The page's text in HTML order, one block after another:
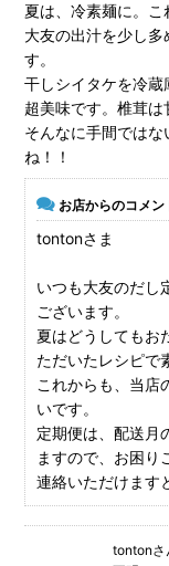
夏は、冷素麺に。こ
大友の出汁を少し
す。
干しシイタケを冷
超美味です。椎茸は
そんなに手間では
ね！！
お店からのコメン
tontonさま
いつも大友のだし
ございます。
夏はどうしてもお
ただいたレシピで
これからも、当店
いです。
定期便は、配送月
ますので、お困り
連絡いただけます
tontonさ